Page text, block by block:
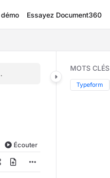
Essayez Document360
Écouter
MOTS CLÉS
Typeform